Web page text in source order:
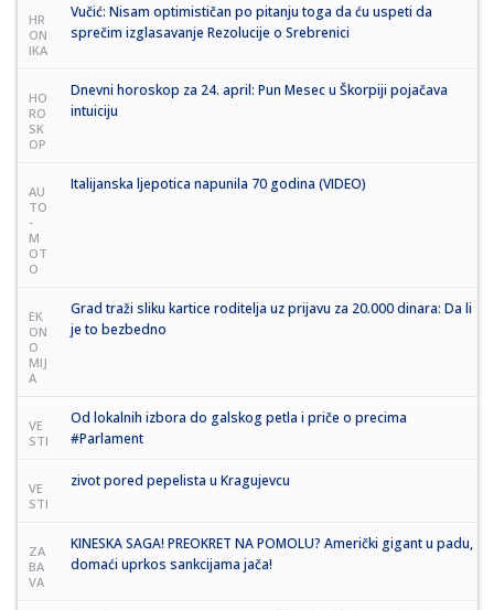
HR
ON
IKA
Vučić: Nisam optimističan po pitanju toga da ću uspeti da
sprečim izglasavanje Rezolucije o Srebrenici
HO
RO
SK
OP
Dnevni horoskop za 24. april: Pun Mesec u Škorpiji pojačava
intuiciju
AU
TO
-
M
OT
O
Italijanska ljepotica napunila 70 godina (VIDEO)
EK
ON
O
MIJ
A
Grad traži sliku kartice roditelja uz prijavu za 20.000 dinara: Da li
je to bezbedno
VE
STI
Od lokalnih izbora do galskog petla i priče o precima
#Parlament
VE
STI
zivot pored pepelista u Kragujevcu
ZA
BA
VA
KINESKA SAGA! PREOKRET NA POMOLU? Američki gigant u padu,
domaći uprkos sankcijama jača!